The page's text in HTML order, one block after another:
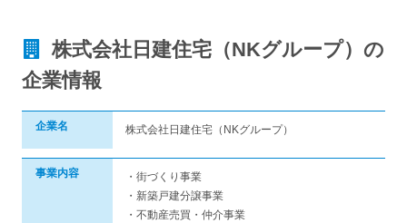
株式会社日建住宅（NKグループ）の
企業情報
企業名 株式会社日建住宅（NKグループ）
事業内容
・街づくり事業
・新築戸建分譲事業
・不動産売買・仲介事業